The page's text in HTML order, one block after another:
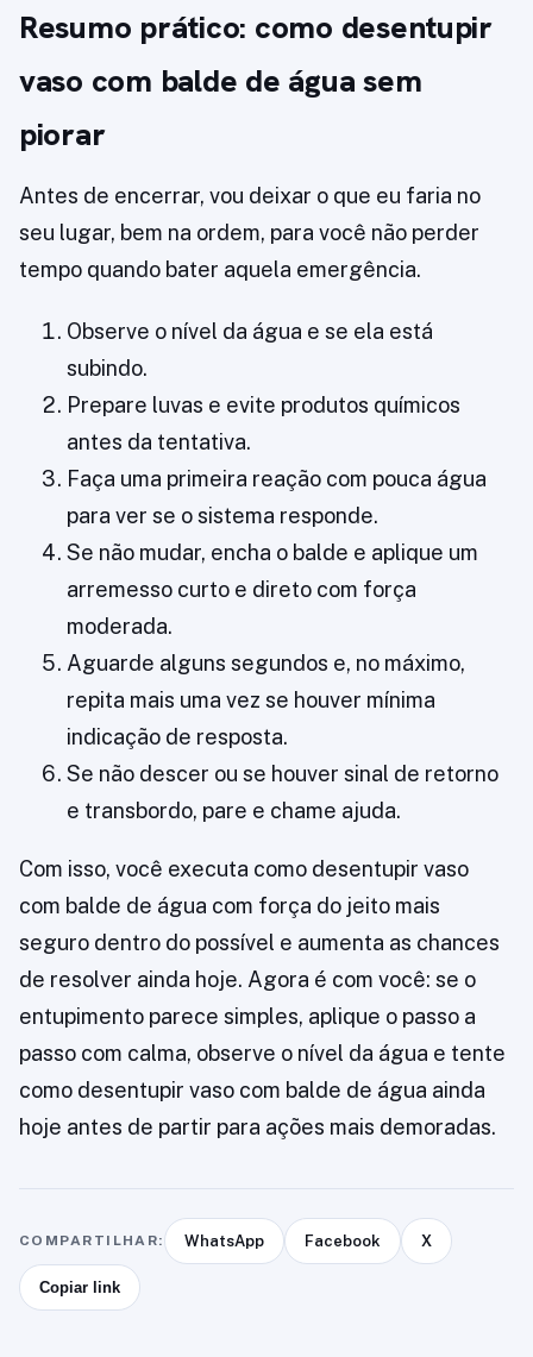
Resumo prático: como desentupir
vaso com balde de água sem
piorar
Antes de encerrar, vou deixar o que eu faria no
seu lugar, bem na ordem, para você não perder
tempo quando bater aquela emergência.
Observe o nível da água e se ela está
subindo.
Prepare luvas e evite produtos químicos
antes da tentativa.
Faça uma primeira reação com pouca água
para ver se o sistema responde.
Se não mudar, encha o balde e aplique um
arremesso curto e direto com força
moderada.
Aguarde alguns segundos e, no máximo,
repita mais uma vez se houver mínima
indicação de resposta.
Se não descer ou se houver sinal de retorno
e transbordo, pare e chame ajuda.
Com isso, você executa como desentupir vaso
com balde de água com força do jeito mais
seguro dentro do possível e aumenta as chances
de resolver ainda hoje. Agora é com você: se o
entupimento parece simples, aplique o passo a
passo com calma, observe o nível da água e tente
como desentupir vaso com balde de água ainda
hoje antes de partir para ações mais demoradas.
COMPARTILHAR: WhatsApp Facebook X
Copiar link